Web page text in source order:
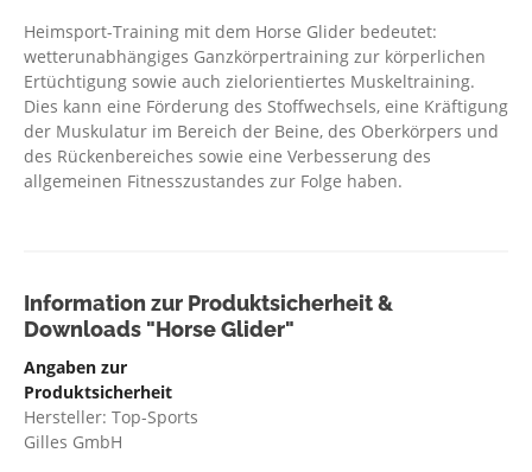
Heimsport-Training mit dem Horse Glider bedeutet:
wetterunabhängiges Ganzkörpertraining zur körperlichen
Ertüchtigung sowie auch zielorientiertes Muskeltraining.
Dies kann eine Förderung des Stoffwechsels, eine Kräftigung
der Muskulatur im Bereich der Beine, des Oberkörpers und
des Rückenbereiches sowie eine Verbesserung des
allgemeinen Fitnesszustandes zur Folge haben.
Information zur Produktsicherheit &
Downloads "Horse Glider"
Angaben zur
Produktsicherheit
Hersteller: Top-Sports
Gilles GmbH